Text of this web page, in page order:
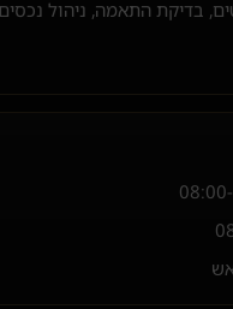
בדיקת התאמה, ניהול